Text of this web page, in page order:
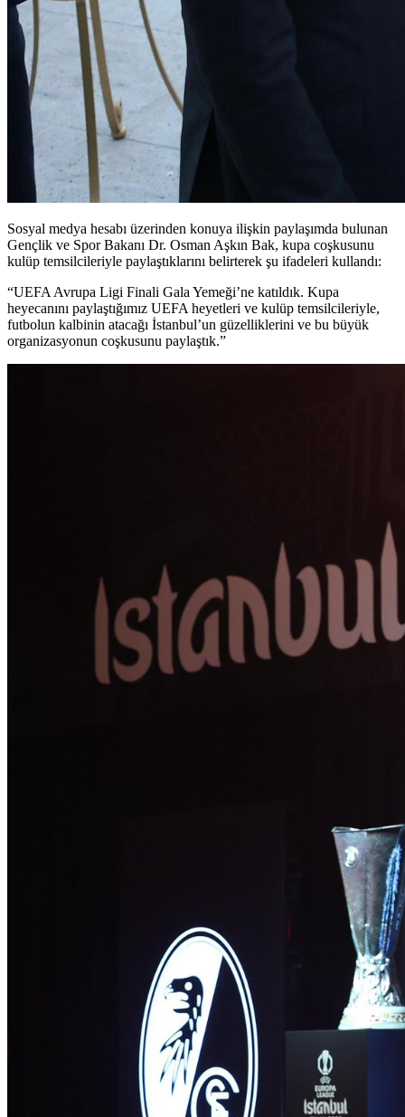
Sosyal medya hesabı üzerinden konuya ilişkin paylaşımda bulunan
Gençlik ve Spor Bakanı Dr. Osman Aşkın Bak, kupa coşkusunu
kulüp temsilcileriyle paylaştıklarını belirterek şu ifadeleri kullandı:
“UEFA Avrupa Ligi Finali Gala Yemeği’ne katıldık. Kupa
heyecanını paylaştığımız UEFA heyetleri ve kulüp temsilcileriyle,
futbolun kalbinin atacağı İstanbul’un güzelliklerini ve bu büyük
organizasyonun coşkusunu paylaştık.”